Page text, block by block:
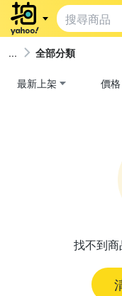
全部分類
最新上架 價格
找不到商